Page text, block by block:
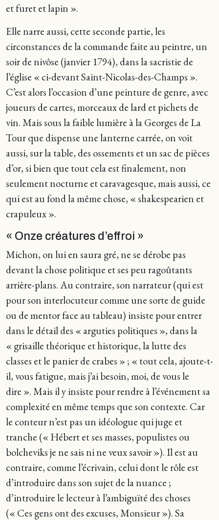
et furet et lapin ».
Elle narre aussi, cette seconde partie, les
circonstances de la commande faite au peintre, un
soir de nivôse (janvier 1794), dans la sacristie de
l’église « ci-devant Saint-Nicolas-des-Champs ».
C’est alors l’occasion d’une peinture de genre, avec
joueurs de cartes, morceaux de lard et pichets de
vin. Mais sous la faible lumière à la Georges de La
Tour que dispense une lanterne carrée, on voit
aussi, sur la table, des ossements et un sac de pièces
d’or, si bien que tout cela est finalement, non
seulement nocturne et caravagesque, mais aussi, ce
qui est au fond la même chose, « shakespearien et
crapuleux ».
« Onze créatures d’effroi »
Michon, on lui en saura gré, ne se dérobe pas
devant la chose politique et ses peu ragoûtants
arrière-plans. Au contraire, son narrateur (qui est
pour son interlocuteur comme une sorte de guide
ou de mentor face au tableau) insiste pour entrer
dans le détail des « arguties politiques », dans la
« grisaille théorique et historique, la lutte des
classes et le panier de crabes » ; « tout cela, ajoute-t-
il, vous fatigue, mais j’ai besoin, moi, de vous le
dire ». Mais il y insiste pour rendre à l’événement sa
complexité en même temps que son contexte. Car
le conteur n’est pas un idéologue qui juge et
tranche (« Hébert et ses masses, populistes ou
bolcheviks je ne sais ni ne veux savoir »). Il est au
contraire, comme l’écrivain, celui dont le rôle est
d’introduire dans son sujet de la nuance ;
d’introduire le lecteur à l’ambiguïté des choses
(« Ces gens ont des excuses, Monsieur »). Sa